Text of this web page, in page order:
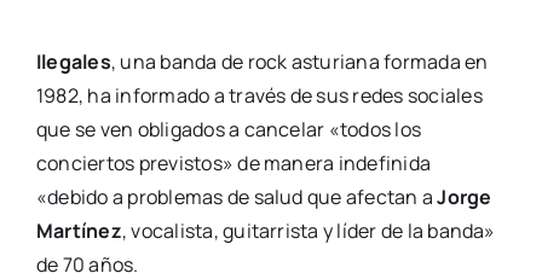
Ilegales, una banda de rock asturiana formada en
1982, ha informado a través de sus redes sociales
que se ven obligados a cancelar «todos los
conciertos previstos» de manera indefinida
«debido a problemas de salud que afectan aJorge
Martínez, vocalista, guitarrista y líder de la banda»
de 70 años.